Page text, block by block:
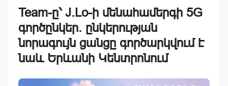
Team-ը՝ J.Lo-ի մենահամերգի 5G
գործընկեր. ընկերության
նորագույն ցանցը գործարկվում է
նաև Երևանի Կենտրոնում